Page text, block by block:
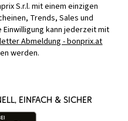
S.r.l. mit einem einzigen
Trends, Sales und
kann jederzeit mit
Abmeldung - bonprix.at
werden.
einfach & sicher